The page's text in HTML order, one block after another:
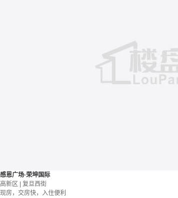
感恩广场·荣坤国际
高新区 | 复旦西街
现房，交房快，入住便利